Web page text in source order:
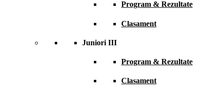
Program & Rezultate
Clasament
Juniori III
Program & Rezultate
Clasament